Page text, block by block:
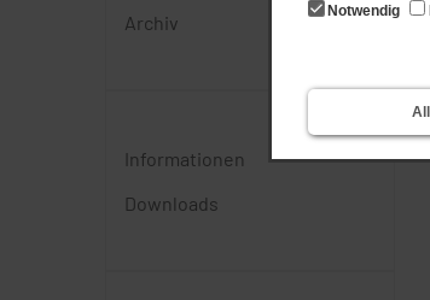
Notwendig
Archiv
Informationen
Downloads